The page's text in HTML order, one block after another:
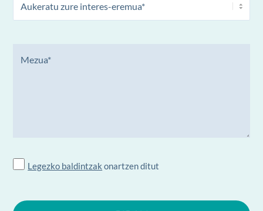
Legezko baldintzak onartzen ditut